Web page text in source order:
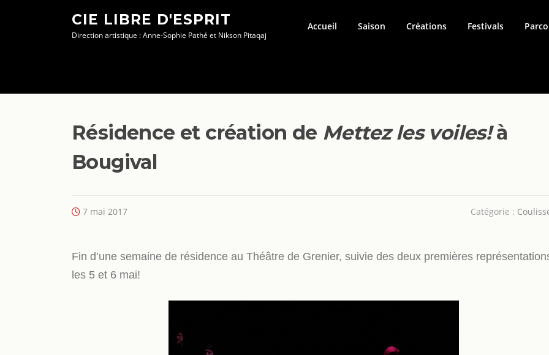
CIE LIBRE D'ESPRIT
Direction artistique : Anne-Sophie Pathé et Nikson Pitaqaj
Accueil Saison Créations Festivals
Résidence et création de Mettez les voiles!à
Bougival
7 mai 2017 Catégorie :
Fin d’une semaine de résidence au Théâtre de Grenier, suivie des deux premières
les 5 et 6 mai!